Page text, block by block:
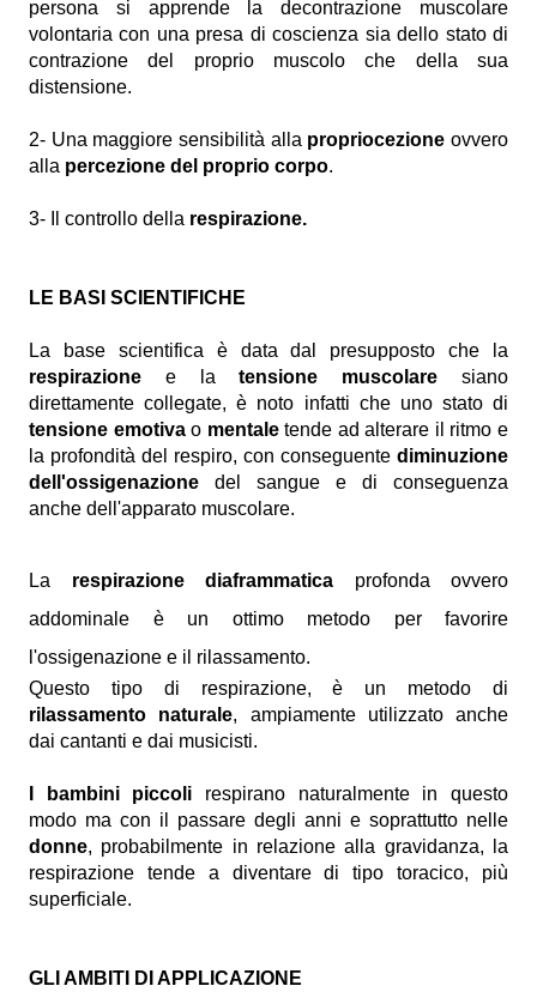
persona si apprende la decontrazione muscolare
volontaria con una presa di coscienza sia dello stato di
contrazione del proprio muscolo che della sua
distensione.
2- Una maggiore sensibilità alla propriocezione ovvero
alla percezione del proprio corpo.
3- Il controllo della respirazione.
LE BASI SCIENTIFICHE
La base scientifica è data dal presupposto che la
respirazione e latensione muscolare siano
direttamente collegate, è noto infatti che uno stato di
tensione emotivao mentaletende ad alterare il ritmo e
la profondità del respiro, con conseguente diminuzione
dell'ossigenazione del sangue e di conseguenza
anche dell'apparato muscolare.
La respirazione diaframmatica profonda ovvero
addominale è un ottimo metodo per favorire
l'ossigenazione e il rilassamento.
Questo tipo di respirazione, è un metodo di
rilassamento naturale, ampiamente utilizzato anche
dai cantanti e dai musicisti.
I bambini piccoli respirano naturalmente in questo
modo ma con il passare degli anni e soprattutto nelle
donne, probabilmente in relazione alla gravidanza, la
respirazione tende a diventare di tipo toracico, più
superficiale.
GLI AMBITI DI APPLICAZIONE